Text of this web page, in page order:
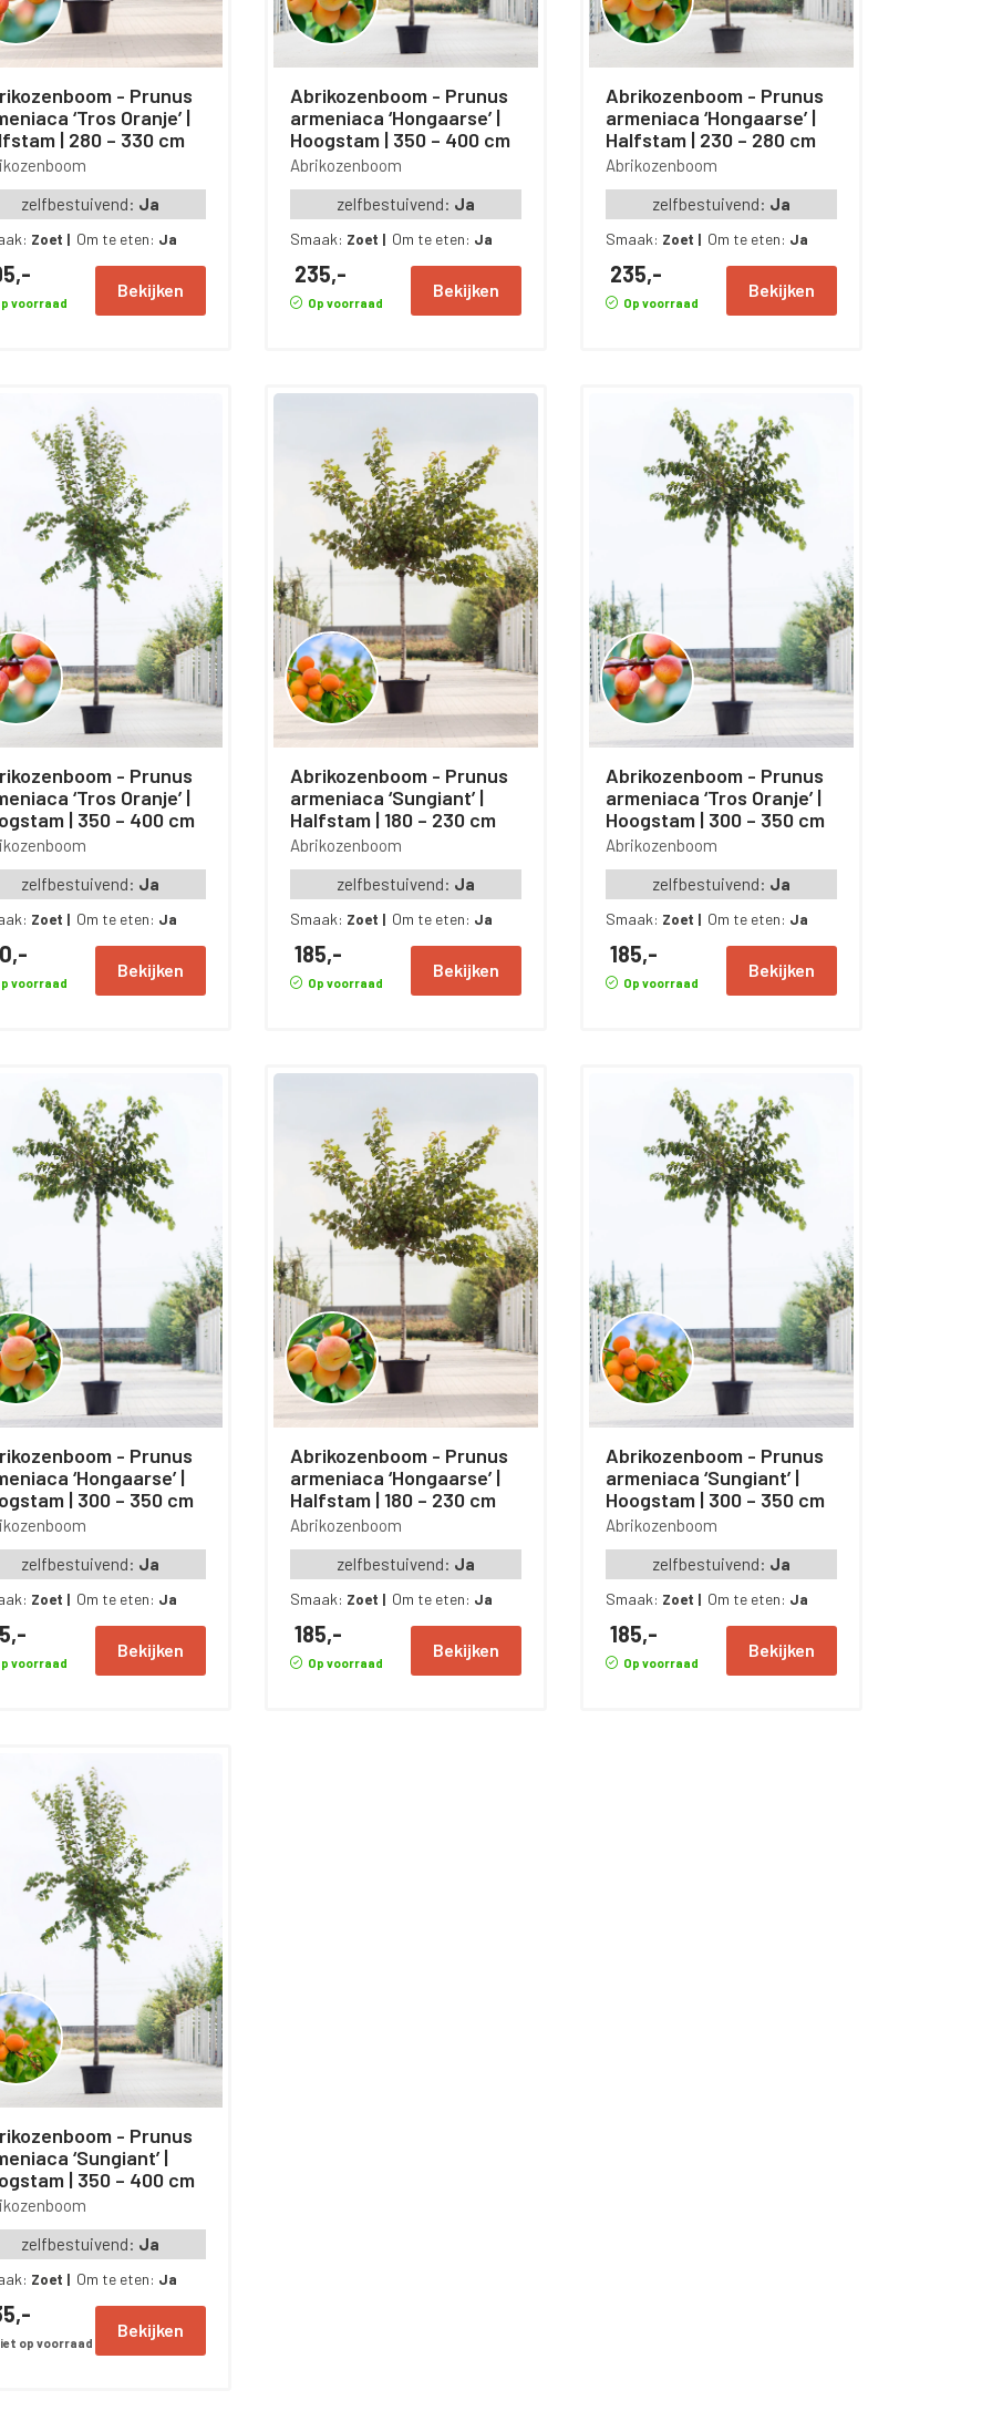
- Prunus
‘Tros Oranje’ |
| 280 – 330 cm
zelfbestuivend: Ja
Zoet | Om te eten: Ja
voorraad
Bekijken
Abrikozenboom - Prunus
armeniaca ‘Hongaarse’ |
Hoogstam | 350 – 400 cm
Abrikozenboom
zelfbestuivend: Ja
Smaak: Zoet | Om te eten: Ja
235,-
Op voorraad
Bekijken
Abrikozenboom - Prunus
armeniaca ‘Hongaarse’ |
Halfstam | 230 – 280 cm
Abrikozenboom
zelfbestuivend: Ja
Smaak: Zoet | Om te eten: Ja
235,-
Op voorraad
Bekijken
- Prunus
‘Tros Oranje’ |
| 350 – 400 cm
zelfbestuivend: Ja
Zoet | Om te eten: Ja
voorraad
Bekijken
Abrikozenboom - Prunus
armeniaca ‘Sungiant’ |
Halfstam | 180 – 230 cm
Abrikozenboom
zelfbestuivend: Ja
Smaak: Zoet | Om te eten: Ja
185,-
Op voorraad
Bekijken
Abrikozenboom - Prunus
armeniaca ‘Tros Oranje’ |
Hoogstam | 300 – 350 cm
Abrikozenboom
zelfbestuivend: Ja
Smaak: Zoet | Om te eten: Ja
185,-
Op voorraad
Bekijken
- Prunus
‘Hongaarse’ |
| 300 – 350 cm
zelfbestuivend: Ja
Zoet | Om te eten: Ja
voorraad
Bekijken
Abrikozenboom - Prunus
armeniaca ‘Hongaarse’ |
Halfstam | 180 – 230 cm
Abrikozenboom
zelfbestuivend: Ja
Smaak: Zoet | Om te eten: Ja
185,-
Op voorraad
Bekijken
Abrikozenboom - Prunus
armeniaca ‘Sungiant’ |
Hoogstam | 300 – 350 cm
Abrikozenboom
zelfbestuivend: Ja
Smaak: Zoet | Om te eten: Ja
185,-
Op voorraad
Bekijken
- Prunus
‘Sungiant’ |
| 350 – 400 cm
zelfbestuivend: Ja
Zoet | Om te eten: Ja
op voorraad
Bekijken